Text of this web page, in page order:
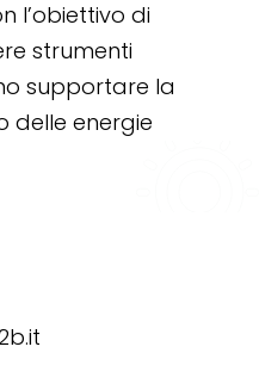
l’obiettivo di
strumenti
supportare la
delle energie